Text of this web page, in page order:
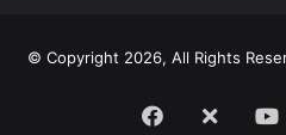
© Copyright 2026, All Rights
Facebook
X